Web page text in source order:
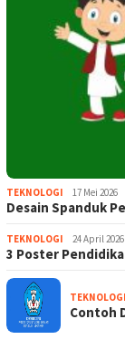
TEKNOLOGI 17 Mei 2026
Desain Spanduk
TEKNOLOGI 24 April 2026
3 Poster
TEKNOLOGI
Contoh